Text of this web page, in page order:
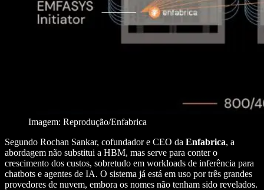
Imagem: Reprodução/Enfabrica
Segundo Rochan Sankar, cofundador e CEO da Enfabrica, a
abordagem não substitui a HBM, mas serve para conter o
crescimento dos custos, sobretudo em workloads de inferência para
chatbots e agentes de IA. O sistema já está em uso por três grandes
provedores de nuvem, embora os nomes não tenham sido revelados.